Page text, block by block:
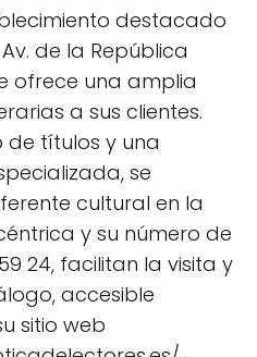
destacado
de la República
ofrece una amplia
a sus clientes.
de títulos y una
se
cultural en la
y su número de
24, facilitan la visita y
accesible
sitio web